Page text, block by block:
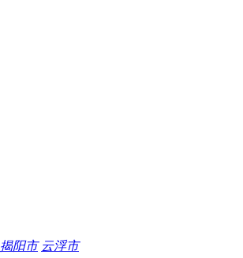
揭阳市 云浮市